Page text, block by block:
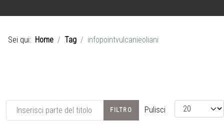
Sei qui: Home Tag infopointvulcanieoliani
Inserisci parte del titolo FILTRO Pulisci Visualizza #